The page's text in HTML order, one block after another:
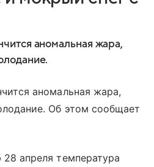
аномальная жара,
аномальная жара,
Об этом сообщает
апреля температура